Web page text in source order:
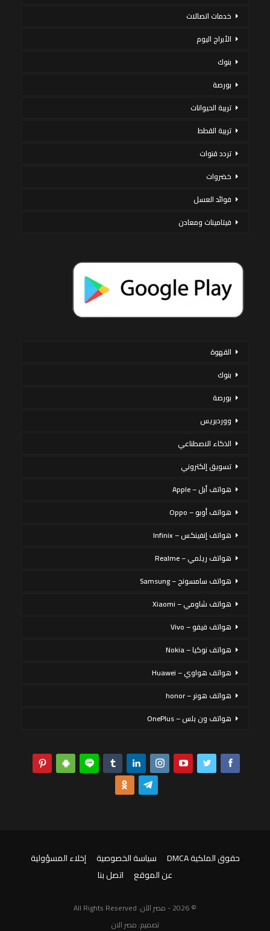
خدمات اتصالات
الأبراج اليوم
بنوك
بورصة
تربية الحيوانات
تربية القطط
تردد قنوات
خضروات
فوائد العسل
فيتامينات ومعادن
القهوة
بنوك
بورصة
ووردبريس
الذكاء الاصطناعي
تسويق إلكتروني
هواتف أبل – Apple
هواتف أوبو – Oppo
هواتف إنفينكس – Infinix
هواتف ريلمي – Realme
هواتف سامسونج – Samsung
هواتف شاومي – Xiaomi
هواتف فيفو – Vivo
هواتف نوكيا – Nokia
هواتف هواوي – Huawei
هواتف هونر – honor
هواتف ون بلس – OnePlus
حقوق الملكية DMCA سياسة الخصوصية
إخلاء المسؤولية
عن الموقع
اتصل بنا
© 2026 - مصر الآن. All Rights Reserved
تصميم: مصر الان